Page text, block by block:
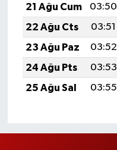
21 Ağu Cum
03:50
22 Ağu Cts
03:51
23 Ağu Paz
03:52
24 Ağu Pts
03:53
25 Ağu Sal
03:55